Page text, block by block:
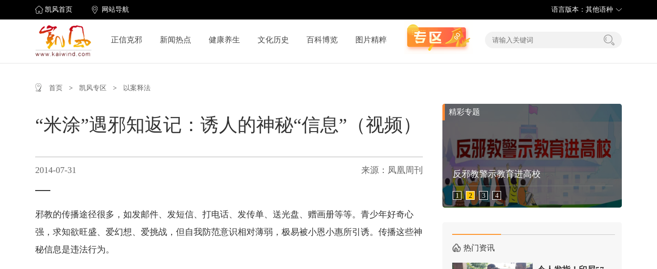
凯风首页 网站导航 语言版本：其他语种
正信克邪 新闻热点 健康养生 文化历史 百科博览 图片精粹
首页 > 凯风专区 > 以案释法
“米涂”遇邪知返记：诱人的神秘“信息”（视频）
2014-07-31 来源：凤凰周刊
邪教的传播途径很多，如发邮件、发短信、打电话、发传单、送光盘、赠画册等等。青少年好奇心
强，求知欲旺盛、爱幻想、爱挑战，但自我防范意识相对薄弱，极易被小恩小惠所引诱。传播这些神
秘信息是违法行为。